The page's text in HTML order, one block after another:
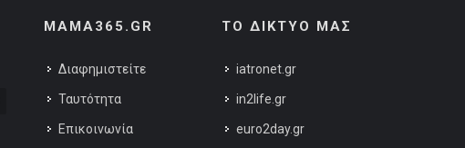
MAMA365.GR
Διαφημιστείτε
Ταυτότητα
Επικοινωνία
ΤΟ ΔΙΚΤΥΟ ΜΑΣ
iatronet.gr
in2life.gr
euro2day.gr